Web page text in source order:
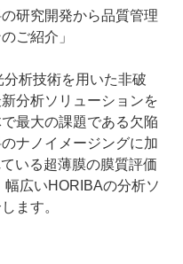
研究開発から品質管理
ご紹介」
析技術を用いた非破
分析ソリューションを
最大の課題である欠陥
ナノイメージングに加
いる超薄膜の膜質評価
広いHORIBAの分析ソ
ます。